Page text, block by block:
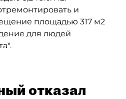
и
площадью 317 м2
для людей
отказал